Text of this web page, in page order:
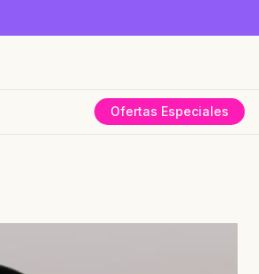
Ofertas Especiales